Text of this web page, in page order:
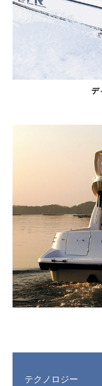
デ
テクノロジー